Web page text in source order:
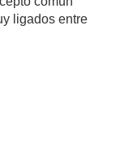
ligados entre